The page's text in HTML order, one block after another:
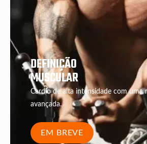
DEFINIÇÃO
MUSCULAR
Cardio de alta intensidade com uma
avançada.
EM BREVE